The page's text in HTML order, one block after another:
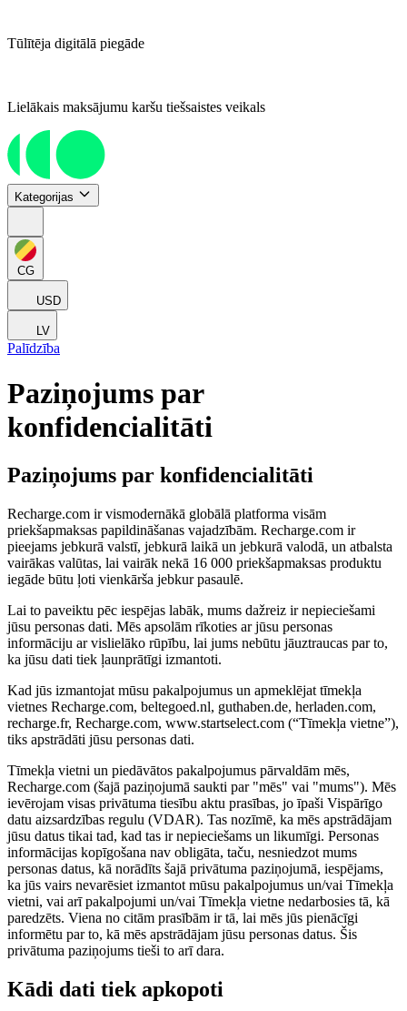
Tūlītēja digitālā piegāde
Lielākais maksājumu karšu tiešsaistes veikals
Kategorijas
CG
USD
LV
Palīdzība
Paziņojums par
konfidencialitāti
Paziņojums par konfidencialitāti
Recharge.com ir vismodernākā globālā platforma visām
priekšapmaksas papildināšanas vajadzībām. Recharge.com ir
pieejams jebkurā valstī, jebkurā laikā un jebkurā valodā, un atbalsta
vairākas valūtas, lai vairāk nekā 16 000 priekšapmaksas produktu
iegāde būtu ļoti vienkārša jebkur pasaulē.
Lai to paveiktu pēc iespējas labāk, mums dažreiz ir nepieciešami
jūsu personas dati. Mēs apsolām rīkoties ar jūsu personas
informāciju ar vislielāko rūpību, lai jums nebūtu jāuztraucas par to,
ka jūsu dati tiek ļaunprātīgi izmantoti.
Kad jūs izmantojat mūsu pakalpojumus un apmeklējat tīmekļa
vietnes Recharge.com, beltegoed.nl, guthaben.de, herladen.com,
recharge.fr, Recharge.com, www.startselect.com (“Tīmekļa vietne”),
tiks apstrādāti jūsu personas dati.
Tīmekļa vietni un piedāvātos pakalpojumus pārvaldām mēs,
Recharge.com (šajā paziņojumā saukti par "mēs" vai "mums"). Mēs
ievērojam visas privātuma tiesību aktu prasības, jo īpaši Vispārīgo
datu aizsardzības regulu (VDAR). Tas nozīmē, ka mēs apstrādājam
jūsu datus tikai tad, kad tas ir nepieciešams un likumīgi. Personas
informācijas kopīgošana nav obligāta, taču, nesniedzot mums
personas datus, kā norādīts šajā privātuma paziņojumā, iespējams,
ka jūs vairs nevarēsiet izmantot mūsu pakalpojumus un/vai Tīmekļa
vietni, vai arī pakalpojumi un/vai Tīmekļa vietne nedarbosies tā, kā
paredzēts. Viena no citām prasībām ir tā, lai mēs jūs pienācīgi
informētu par to, kā mēs apstrādājam jūsu personas datus. Šis
privātuma paziņojums tieši to arī dara.
Kādi dati tiek apkopoti